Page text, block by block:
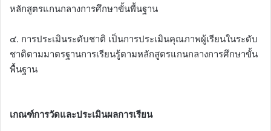
หลักสูตรแกนกลางการศึกษาขั้นพื้นฐาน
๔. การประเมินระดับชาติ เป็นการประเมินคุณภาพผู้เรียนในระดับ
ชาติตามมาตรฐานการเรียนรู้ตามหลักสูตรแกนกลางการศึกษาขั้น
พื้นฐาน
เกณฑ์การวัดและประเมินผลการเรียน